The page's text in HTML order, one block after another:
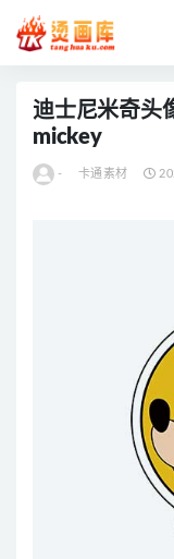
迪士尼米奇头
mickey
- 卡通素材